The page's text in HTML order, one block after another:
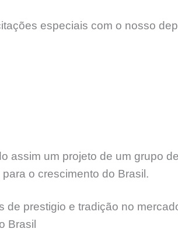
especiais com o nosso
assim um projeto de um grupo
o crescimento do Brasil.
prestigio e tradição no
Brasil